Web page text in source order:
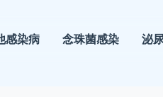
感染病 念珠菌感染 泌